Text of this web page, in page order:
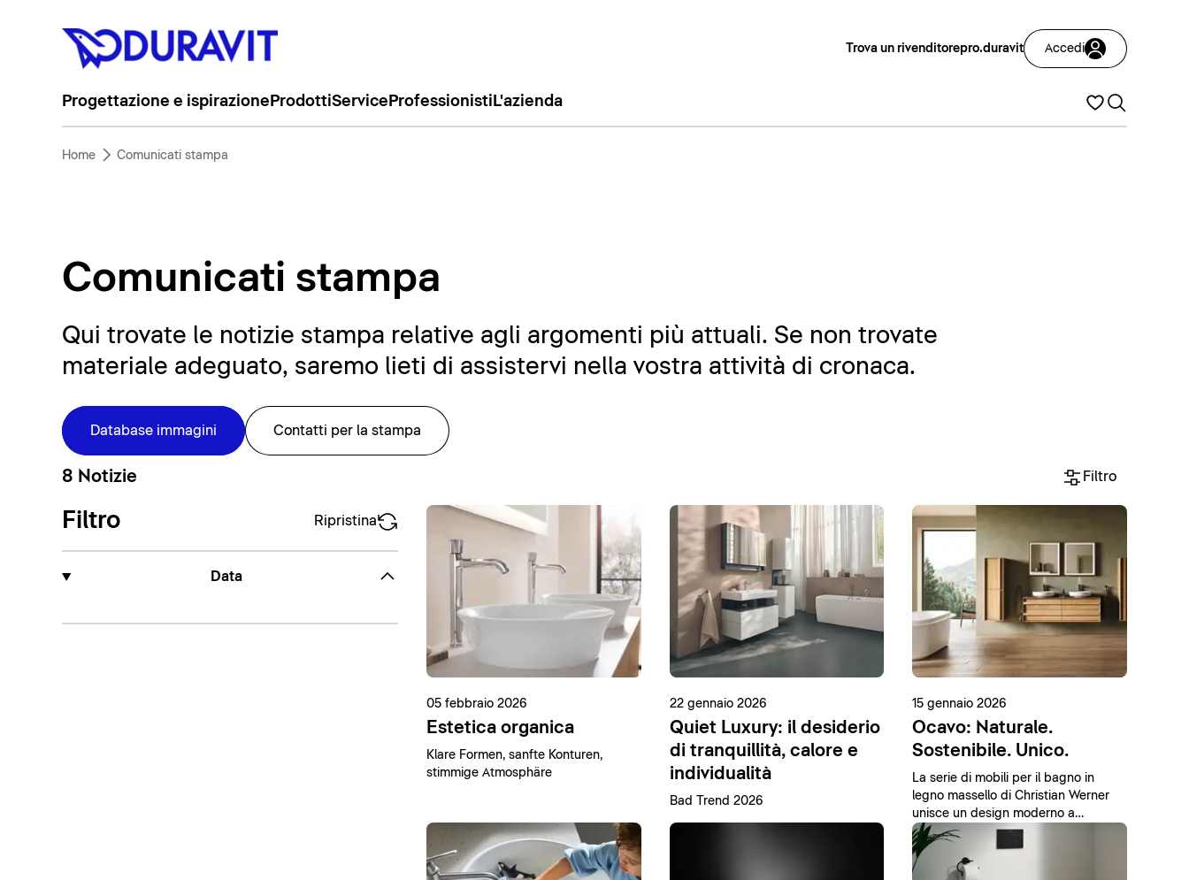
Trova un rivenditorepro.duravit Accedi
Progettazione e ispirazione ProdottiService Professionisti L'azienda
Home Comunicati stampa
Comunicati stampa
Qui trovate le notizie stampa relative agli argomenti più attuali. Se non trovate
materiale adeguato, saremo lieti di assistervi nella vostra attività di cronaca.
Database immagini Contatti per la stampa
8 Notizie Filtro
Filtro Ripristina
Data
05 febbraio 2026
Estetica organica
Klare Formen, sanfte Konturen,
stimmige Atmosphäre
22 gennaio 2026
Quiet Luxury: il desiderio
di tranquillità, calore e
individualità
Bad Trend 2026
15 gennaio 2026
Ocavo: Naturale.
Sostenibile. Unico.
La serie di mobili per il bagno in
legno massello di Christian Werner
unisce un design moderno a
materiali naturali.